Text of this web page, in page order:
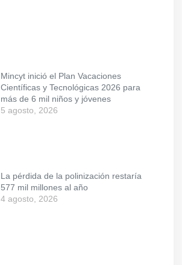
Mincyt inició el Plan Vacaciones
Científicas y Tecnológicas 2026 para
más de 6 mil niños y jóvenes
5 agosto, 2026
La pérdida de la polinización restaría
577 mil millones al año
4 agosto, 2026